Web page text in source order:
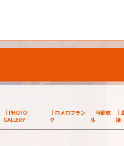
PHOTO
GALLERY
ロメロフラン
ク
阿部航
斗
譲